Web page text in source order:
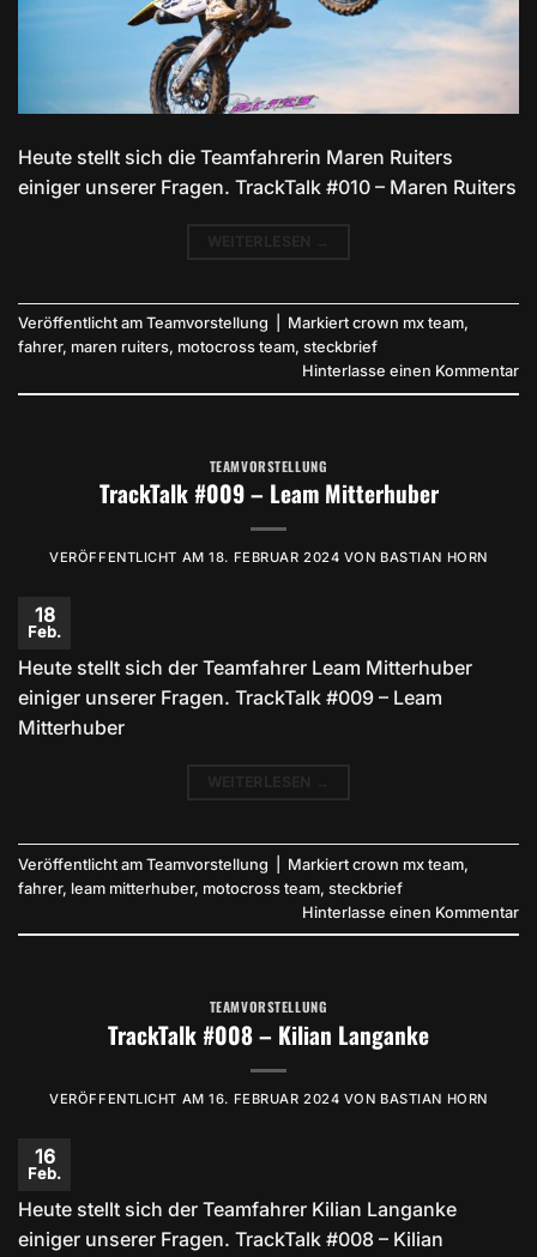
Heute stellt sich die Teamfahrerin Maren Ruiters
einiger unserer Fragen. TrackTalk #010 – Maren Ruiters
Veröffentlicht am Teamvorstellung Markiert crown mx team,
fahrer, maren ruiters, motocross team, steckbrief
Hinterlasse einen Kommentar
TEAMVORSTELLUNG
TrackTalk #009 – Leam Mitterhuber
VERÖFFENTLICHT AM18. FEBRUAR 2024 VON BASTIAN HORN
18
Feb.
Heute stellt sich der Teamfahrer Leam Mitterhuber
einiger unserer Fragen. TrackTalk #009 – Leam
Mitterhuber
Veröffentlicht am Teamvorstellung Markiert crown mx team,
fahrer, leam mitterhuber, motocross team, steckbrief
Hinterlasse einen Kommentar
TEAMVORSTELLUNG
TrackTalk #008 – Kilian Langanke
VERÖFFENTLICHT AM16. FEBRUAR 2024 VON BASTIAN HORN
16
Feb.
Heute stellt sich der Teamfahrer Kilian Langanke
einiger unserer Fragen. TrackTalk #008 – Kilian